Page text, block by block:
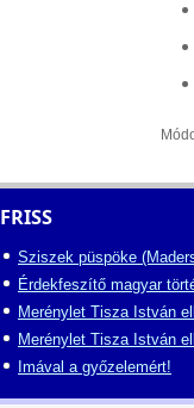
FRISS
Sziszek püspöke
Érdekfeszítő magyar
Merénylet Tisza István
Merénylet Tisza István
Imával a győzelemért!